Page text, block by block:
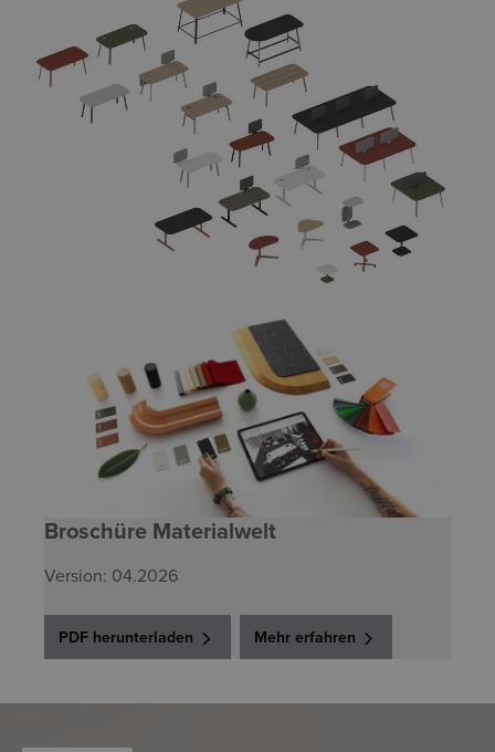
Broschüre Materialwelt
Version: 04.2026
PDF herunterladen Mehr erfahren